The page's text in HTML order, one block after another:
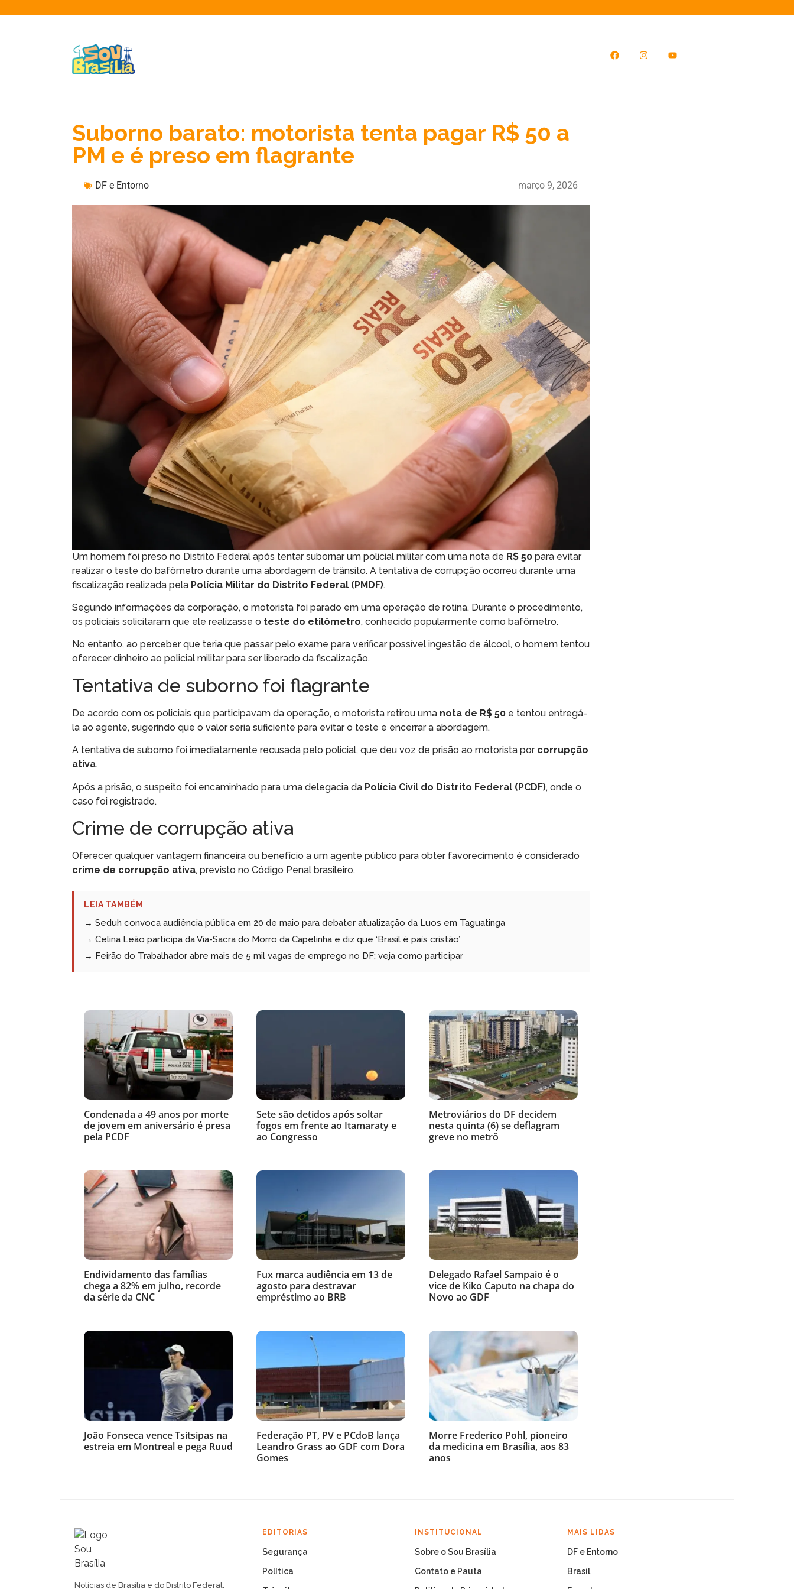
Suborno barato: motorista tenta pagar R$ 50 a
PM e é preso em flagrante
DF e Entorno março 9, 2026
Um homem foi preso no Distrito Federal após tentar subornar um policial militar com uma nota de R$ 50 para evitar
realizar o teste do bafômetro durante uma abordagem de trânsito. A tentativa de corrupção ocorreu durante uma
fiscalização realizada pela Polícia Militar do Distrito Federal (PMDF).
Segundo informações da corporação, o motorista foi parado em uma operação de rotina. Durante o procedimento,
os policiais solicitaram que ele realizasse o teste do etilômetro, conhecido popularmente como bafômetro.
No entanto, ao perceber que teria que passar pelo exame para verificar possível ingestão de álcool, o homem tentou
oferecer dinheiro ao policial militar para ser liberado da fiscalização.
Tentativa de suborno foi flagrante
De acordo com os policiais que participavam da operação, o motorista retirou uma nota de R$ 50 e tentou entregá-
la ao agente, sugerindo que o valor seria suficiente para evitar o teste e encerrar a abordagem.
A tentativa de suborno foi imediatamente recusada pelo policial, que deu voz de prisão ao motorista por corrupção
ativa.
Após a prisão, o suspeito foi encaminhado para uma delegacia da Polícia Civil do Distrito Federal (PCDF), onde o
caso foi registrado.
Crime de corrupção ativa
Oferecer qualquer vantagem financeira ou benefício a um agente público para obter favorecimento é considerado
crime de corrupção ativa, previsto no Código Penal brasileiro.
LEIA TAMBÉM
→ Seduh convoca audiência pública em 20 de maio para debater atualização da Luos em Taguatinga
→ Celina Leão participa da Via-Sacra do Morro da Capelinha e diz que ‘Brasil é país cristão’
→ Feirão do Trabalhador abre mais de 5 mil vagas de emprego no DF; veja como participar
Condenada a 49 anos por morte
de jovem em aniversário é presa
pela PCDF
Sete são detidos após soltar
fogos em frente ao Itamaraty e
ao Congresso
Metroviários do DF decidem
nesta quinta (6) se deflagram
greve no metrô
Endividamento das famílias
chega a 82% em julho, recorde
da série da CNC
Fux marca audiência em 13 de
agosto para destravar
empréstimo ao BRB
Delegado Rafael Sampaio é o
vice de Kiko Caputo na chapa do
Novo ao GDF
João Fonseca vence Tsitsipas na
estreia em Montreal e pega Ruud
Federação PT, PV e PCdoB lança
Leandro Grass ao GDF com Dora
Gomes
Morre Frederico Pohl, pioneiro
da medicina em Brasília, aos 83
anos
Notícias de Brasília e do Distrito Federal:
EDITORIAS
Segurança
Política
INSTITUCIONAL
Sobre o Sou Brasília
Contato e Pauta
MAIS LIDAS
DF e Entorno
Brasil